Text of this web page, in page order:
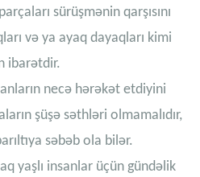
sürüşmənin qarşısını
və ya ayaq dayaqları kimi
ibarətdir.
necə hərəkət etdiyini
şüşə səthləri olmamalıdır,
səbəb ola bilər.
yaşlı insanlar üçün gündəlik